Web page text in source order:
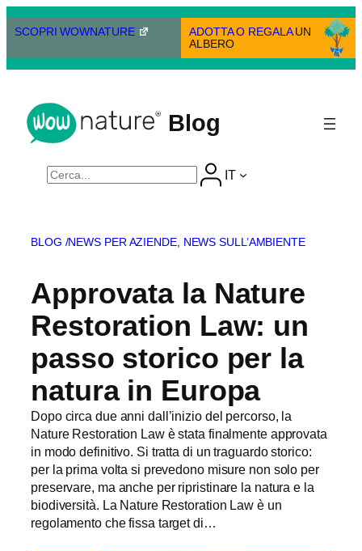
Vai
alSCOPRI WOWNATURE ADOTTA O REGALAUN
ALBERO
Blog
Cerca IT
BLOG /NEWS PER AZIENDE, NEWS SULL’AMBIENTE
Approvata la Nature
Restoration Law: un
passo storico per la
natura in Europa
Dopo circa due anni dall’inizio del percorso, la
Nature Restoration Law è stata finalmente approvata
in modo definitivo. Si tratta di un traguardo storico:
per la prima volta si prevedono misure non solo per
preservare, ma anche per ripristinare la natura e la
biodiversità. La Nature Restoration Law è un
regolamento che fissa target di…